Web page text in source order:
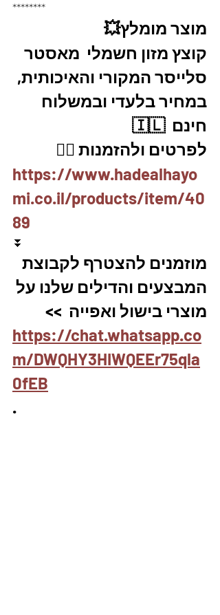
********
מוצר מומלץ💥
קוצץ מזון חשמלי  מאסטר
סלייסר המקורי והאיכותית,
במחיר בלעדי ובמשלוח
חינם  🇮🇱
לפרטים ולהזמנות 👇🏼
https://www.hadealhayo
mi.co.il/products/item/40
89
⏬
מוזמנים להצטרף לקבוצת
המבצעים והדילים שלנו על
מוצרי בישול ואפייה  >>
https://chat.whatsapp.co
m/DWQHY3HIWQEEr75qla
0fEB
.